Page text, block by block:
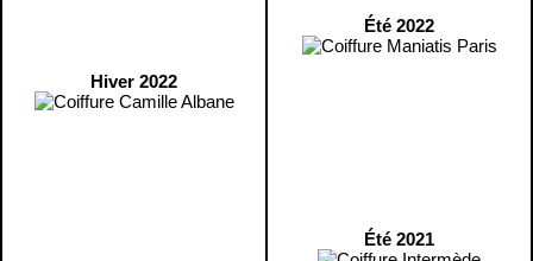
Hiver 2022
Été 2022
Été 2021